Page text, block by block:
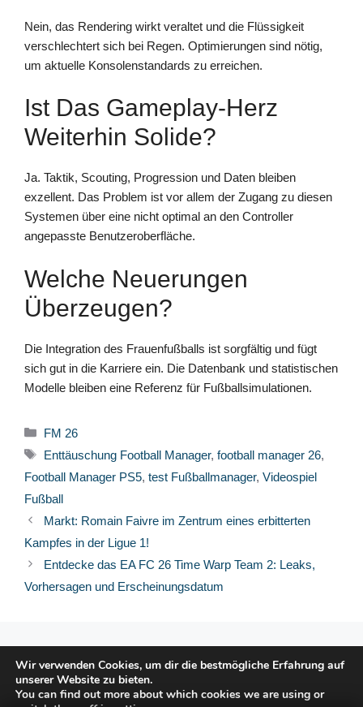
Nein, das Rendering wirkt veraltet und die Flüssigkeit
verschlechtert sich bei Regen. Optimierungen sind nötig,
um aktuelle Konsolenstandards zu erreichen.
Ist Das Gameplay-Herz
Weiterhin Solide?
Ja. Taktik, Scouting, Progression und Daten bleiben
exzellent. Das Problem ist vor allem der Zugang zu diesen
Systemen über eine nicht optimal an den Controller
angepasste Benutzeroberfläche.
Welche Neuerungen
Überzeugen?
Die Integration des Frauenfußballs ist sorgfältig und fügt
sich gut in die Karriere ein. Die Datenbank und statistischen
Modelle bleiben eine Referenz für Fußballsimulationen.
Kategorien
FM 26
Schlagwörter
Enttäuschung Football Manager, football manager 26,
Football Manager PS5, test Fußballmanager, Videospiel
Fußball
Markt: Romain Faivre im Zentrum eines erbitterten
Kampfes in der Ligue 1!
Entdecke das EA FC 26 Time Warp Team 2: Leaks,
Vorhersagen und Erscheinungsdatum
© 2026 FPFRANCE.COM
RECHTLICHE HINWEISE
Wir verwenden Cookies, um dir die bestmögliche Erfahrung auf
unserer Website zu bieten.
You can find out more about which cookies we are using or